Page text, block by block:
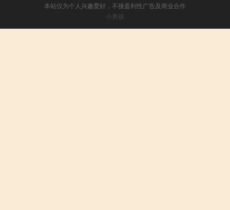
本站仅为个人兴趣爱好，不接盈利性广告及商业合作
小男孩